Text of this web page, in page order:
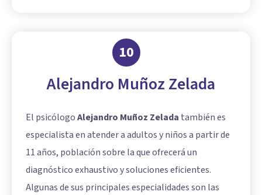
10
Alejandro Muñoz Zelada
El psicólogoAlejandro Muñoz Zelada también es
especialista en atender a adultos y niños a partir de
11 años, población sobre la que ofrecerá un
diagnóstico exhaustivo y soluciones eficientes.
Algunas de sus principales especialidades son las